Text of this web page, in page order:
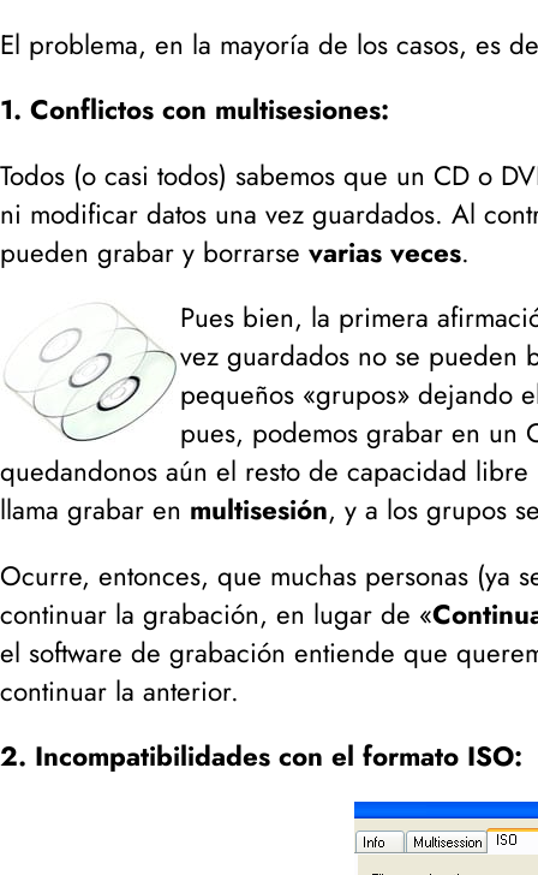
El problema, en la mayoría de los casos, es
1. Conflictos con multisesiones:
Todos (o casi todos) sabemos que un CD o
ni modificar datos una vez guardados. Al
pueden grabar y borrarse varias veces.
Pues bien, la primera
vez guardados no se pueden
pequeños «grupos» dejando
pues, podemos grabar en un
quedandonos aún el resto de capacidad libre
llama grabar en multisesión, y a los grupos
Ocurre, entonces, que muchas personas (ya
continuar la grabación, en lugar de «
el software de grabación entiende que
continuar la anterior.
2. Incompatibilidades con el formato ISO: